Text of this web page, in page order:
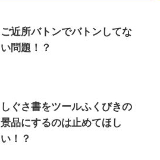
ご近所バトンでバトンしてな
い問題！？
しぐさ書をツールふくびきの
景品にするのは止めてほし
い！？